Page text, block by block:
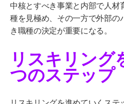
中核とすべき事業と内部で人
種を見極め、その一方で外部
き職種の決定が重要になる。
リスキリング
つのステップ
リスキリングを進めていくステ